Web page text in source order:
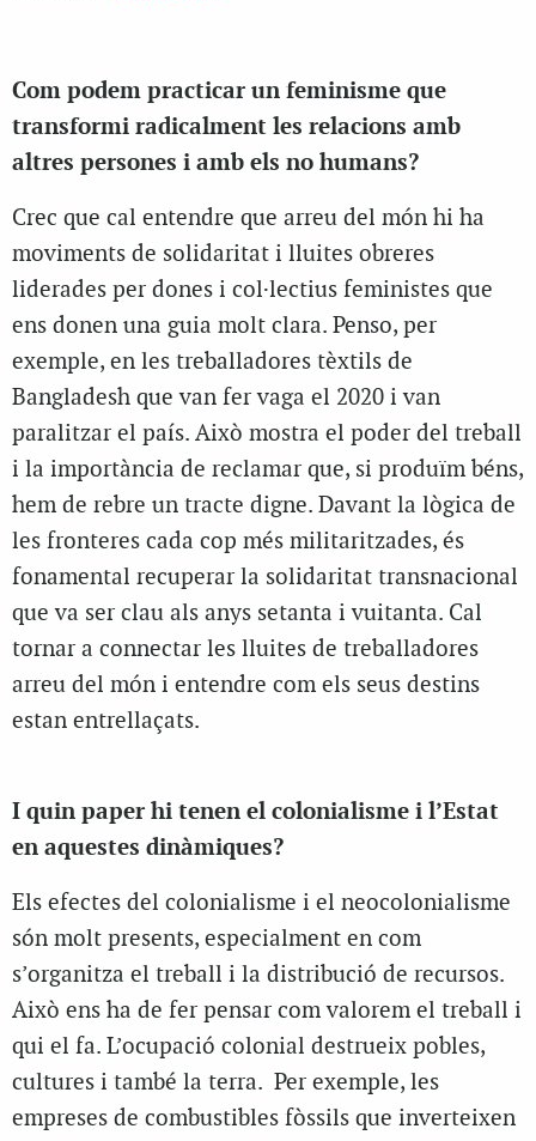
Com podem practicar un feminisme que
transformi radicalment les relacions amb
altres persones i amb els no humans?
Crec que cal entendre que arreu del món hi ha
moviments de solidaritat i lluites obreres
liderades per dones i col·lectius feministes que
ens donen una guia molt clara. Penso, per
exemple, en les treballadores tèxtils de
Bangladesh que van fer vaga el 2020 i van
paralitzar el país. Això mostra el poder del treball
i la importància de reclamar que, si produïm béns,
hem de rebre un tracte digne. Davant la lògica de
les fronteres cada cop més militaritzades, és
fonamental recuperar la solidaritat transnacional
que va ser clau als anys setanta i vuitanta. Cal
tornar a connectar les lluites de treballadores
arreu del món i entendre com els seus destins
estan entrellaçats.
I quin paper hi tenen el colonialisme i l’Estat
en aquestes dinàmiques?
Els efectes del colonialisme i el neocolonialisme
són molt presents, especialment en com
s’organitza el treball i la distribució de recursos.
Això ens ha de fer pensar com valorem el treball i
qui el fa. L’ocupació colonial destrueix pobles,
cultures i també la terra. Per exemple, les
empreses de combustibles fòssils que inverteixen